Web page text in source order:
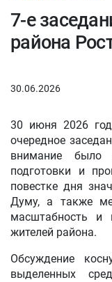
7-е
района
30.06.2026
30 июня 2026
очередное
внимание было
подготовки и
повестке дня
Думу, а также
масштабность и
жителей района.
Обсуждение
выделенных